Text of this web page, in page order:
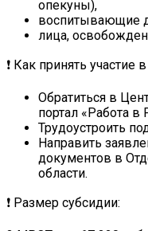
опекуны),
воспитывающие
лица,
❗ Как принять участие
Обратиться в
портал «Работа в
Трудоустроить
Направить
документов в
области.
❗ Размер субсидии: